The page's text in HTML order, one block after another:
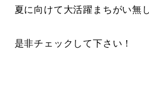
夏に向けて大活躍まちがい無
是非チェックして下さい！